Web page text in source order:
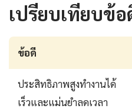
เปรียบเทียบข้
ข้อดี
ประสิทธิภาพสูงทำงานได้
เร็วและแม่นยำลดเวลา